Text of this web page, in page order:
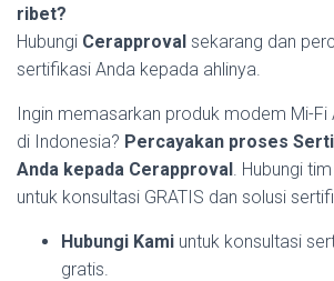
ribet?
Hubungi Cerapproval sekarang dan
sertifikasi Anda kepada ahlinya.
Ingin memasarkan produk modem Mi-Fi
di Indonesia? Percayakan proses
Anda kepada Cerapproval. Hubungi
untuk konsultasi GRATIS dan solusi
Hubungi Kami untuk konsultasi
gratis.